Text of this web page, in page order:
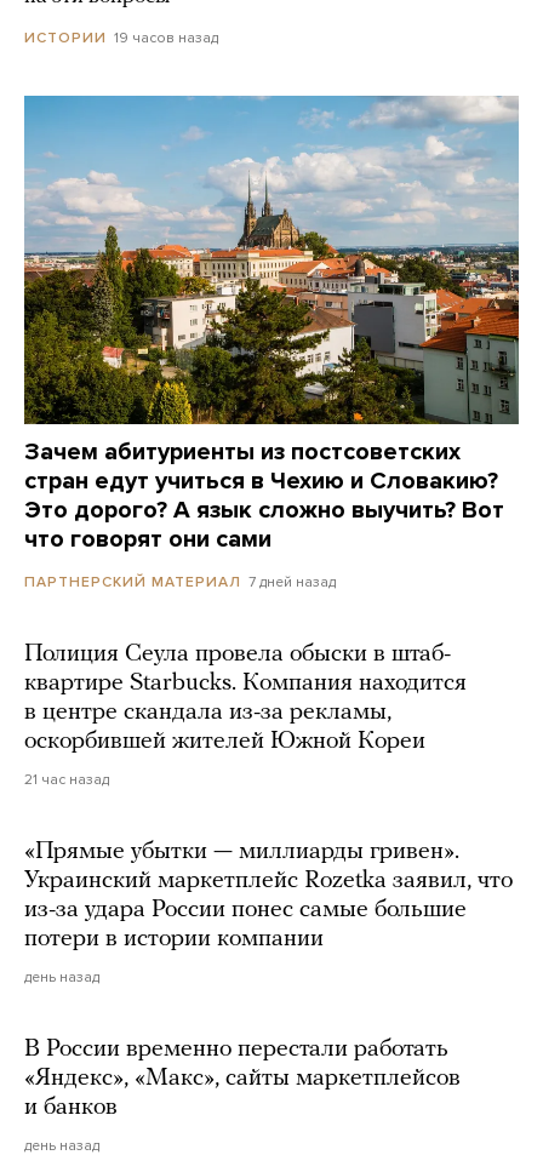
ИСТОРИИ 19 часов назад
Зачем абитуриенты из постсоветских
стран едут учиться в Чехию и Словакию?
Это дорого? А язык сложно выучить? Вот
что говорят они сами
ПАРТНЕРСКИЙ МАТЕРИАЛ 7 дней назад
Полиция Сеула провела обыски в штаб-
квартире Starbucks. Компания находится
в центре скандала из-за рекламы,
оскорбившей жителей Южной Кореи
21 час назад
«Прямые убытки — миллиарды гривен».
Украинский маркетплейс Rozetka заявил, что
из-за удара России понес самые большие
потери в истории компании
день назад
В России временно перестали работать
«Яндекс», «Макс», сайты маркетплейсов
и банков
день назад